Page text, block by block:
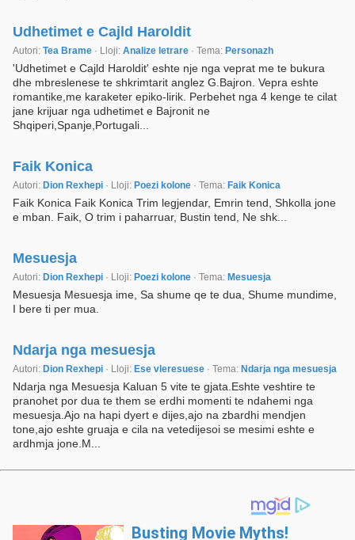
Udhetimet e Cajld Haroldit
Autori: Tea Brame · Lloji: Analize letrare · Tema: Personazh
'Udhetimet e Cajld Haroldit' eshte nje nga veprat me te bukura
dhe mbreslenese te shkrimtarit anglez G.Bajron. Vepra eshte
romantike,me karaketer epiko-lirik. Perbehet nga 4 kenge te cilat
jane krijuar nga udhetimet e Bajronit ne
Shqiperi,Spanje,Portugali...
Faik Konica
Autori: Dion Rexhepi · Lloji: Poezi kolone · Tema: Faik Konica
Faik Konica Faik Konica Trim legjendar, Emrin tend, Shkolla jone
e mban. Faik, O trim i paharruar, Bustin tend, Ne shk...
Mesuesja
Autori: Dion Rexhepi · Lloji: Poezi kolone · Tema: Mesuesja
Mesuesja Mesuesja ime, Sa shume qe te dua, Shume mundime,
I bere ti per mua.
Ndarja nga mesuesja
Autori: Dion Rexhepi · Lloji: Ese vleresuese · Tema: Ndarja nga mesuesja
Ndarja nga Mesuesja Kaluan 5 vite te gjata.Eshte veshtire te
pranohet por dua te them se erdhi momenti te ndahemi nga
mesuesja.Ajo na hapi dyert e dijes,ajo na zbardhi mendjen
tone,ajo eshte gruaja e cila na vetedijesoi se mesimi eshte e
ardhmja jone.M...